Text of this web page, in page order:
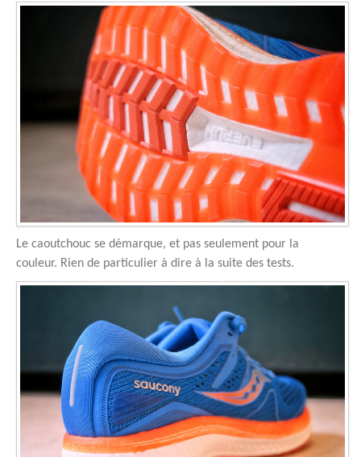
Le caoutchouc se démarque, et pas seulement pour la
couleur. Rien de particulier à dire à la suite des tests.